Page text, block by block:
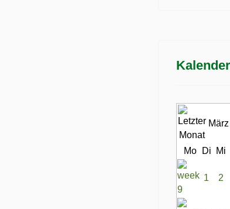
Kalender
Mo Di Mi
1 2